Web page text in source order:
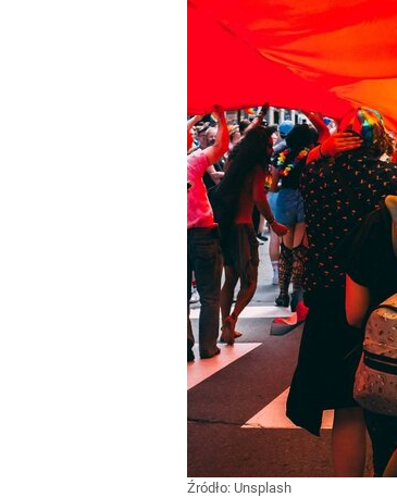
Źródło: Unsplash